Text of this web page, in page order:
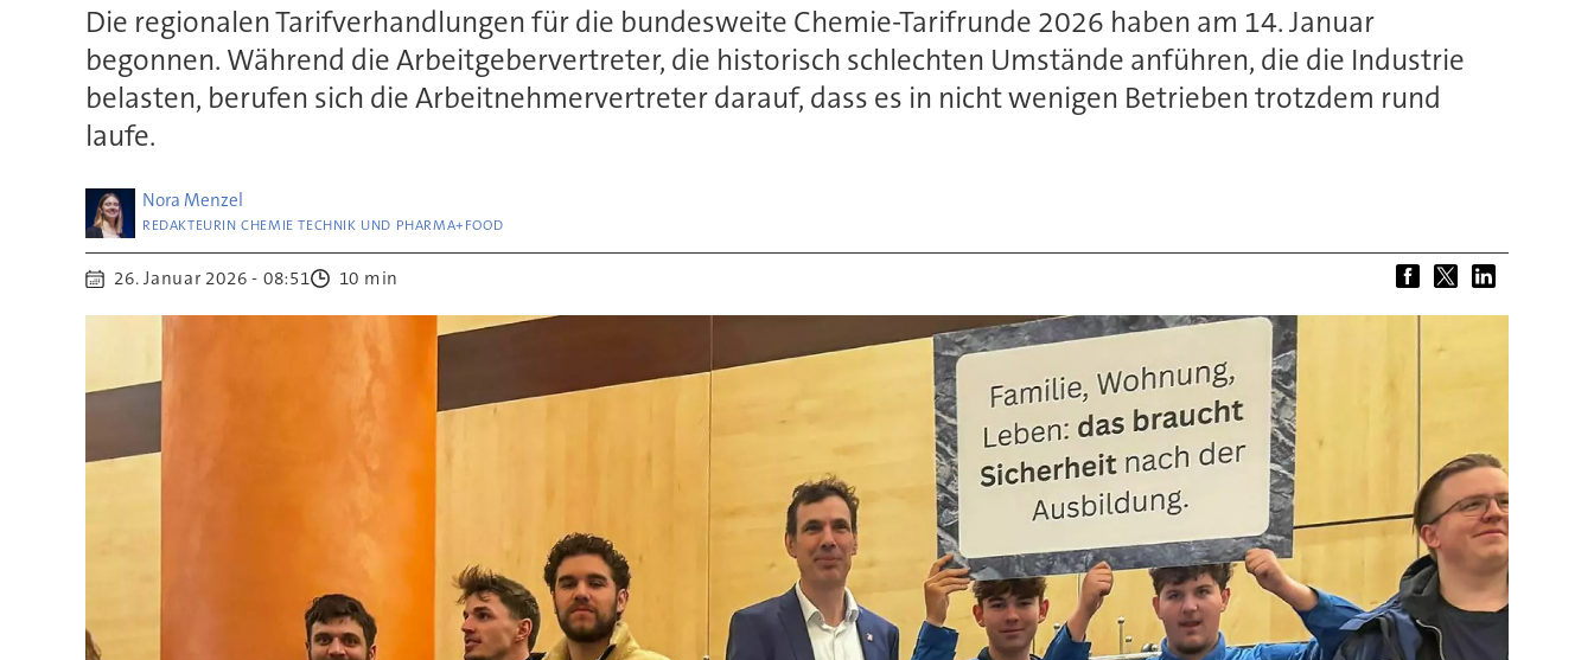
Die regionalen Tarifverhandlungen für die bundesweite Chemie-Tarifrunde 2026 haben am 14. Januar
begonnen. Während die Arbeitgebervertreter, die historisch schlechten Umstände anführen, die die Industrie
belasten, berufen sich die Arbeitnehmervertreter darauf, dass es in nicht wenigen Betrieben trotzdem rund
laufe.
Nora Menzel
REDAKTEURIN CHEMIE TECHNIK UND PHARMA+FOOD
26. Januar 2026 - 08:51 10 min